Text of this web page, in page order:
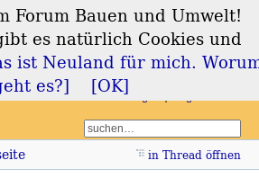
Bauen und
in Thread öffnen
Forum Bauen und Umwelt!
es natürlich Cookies und
ist Neuland für mich.
es?]
[OK]